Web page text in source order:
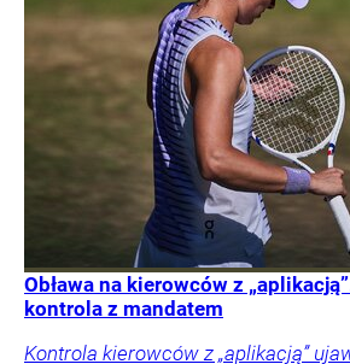
Obława na kierowców z
kontrola z mandatem
Kontrola kierowców z „aplikacją”